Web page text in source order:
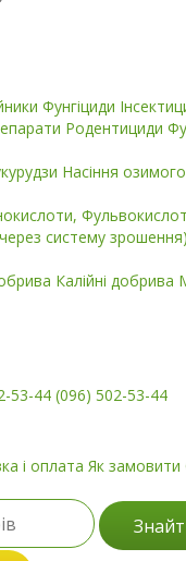
Фунгіциди
Родентициди
Насіння
систему зрошення)
Калійні добрива
53-44 (096) 502-53-44
і оплата Як замовити